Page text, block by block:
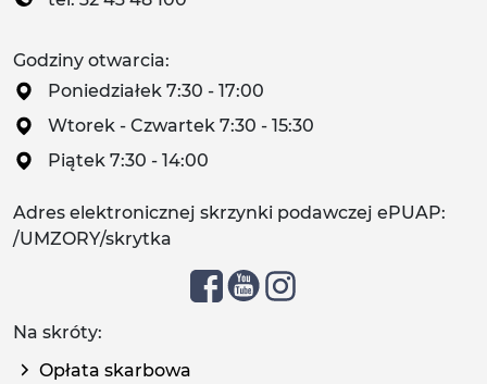
Godziny otwarcia:
Poniedziałek 7:30 - 17:00
Wtorek - Czwartek 7:30 - 15:30
Piątek 7:30 - 14:00
Adres elektronicznej skrzynki podawczej ePUAP:
/UMZORY/skrytka
Na skróty:
Opłata skarbowa